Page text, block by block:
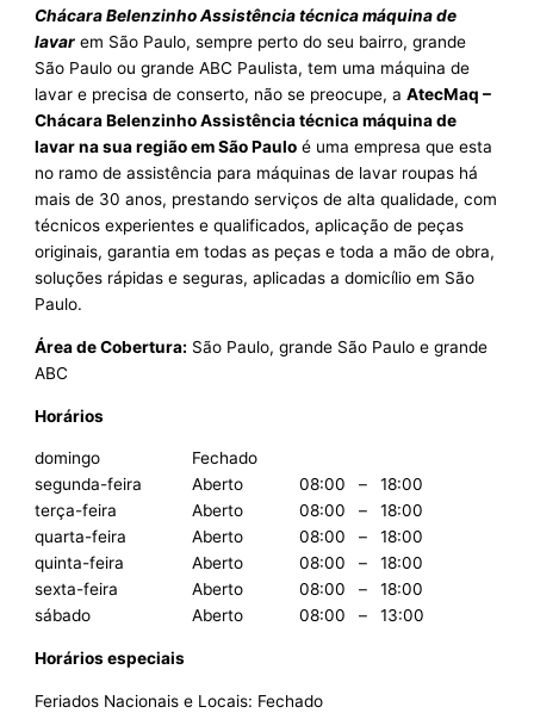
Chácara Belenzinho Assistência técnica máquina de
lavar em São Paulo, sempre perto do seu bairro, grande
São Paulo ou grande ABC Paulista, tem uma máquina de
lavar e precisa de conserto, não se preocupe, aAtecMaq –
Chácara Belenzinho Assistência técnica máquina de
lavar na sua região em São Paulo é uma empresa que esta
no ramo de assistência para máquinas de lavar roupas há
mais de 30 anos, prestando serviços de alta qualidade, com
técnicos experientes e qualificados, aplicação de peças
originais, garantia em todas as peças e toda a mão de obra,
soluções rápidas e seguras, aplicadas a domicílio em São
Paulo.
Área de Cobertura: São Paulo, grande São Paulo e grande
ABC
Horários
domingo
Fechado
segunda-feira
Aberto 08:00 –
18:00
terça-feira
Aberto 08:00 –
18:00
quarta-feira
Aberto 08:00 –
18:00
quinta-feira
Aberto 08:00 –
18:00
sexta-feira
Aberto 08:00 –
18:00
sábado
Aberto 08:00 – 13:00
Horários especiais
Feriados Nacionais e Locais: Fechado